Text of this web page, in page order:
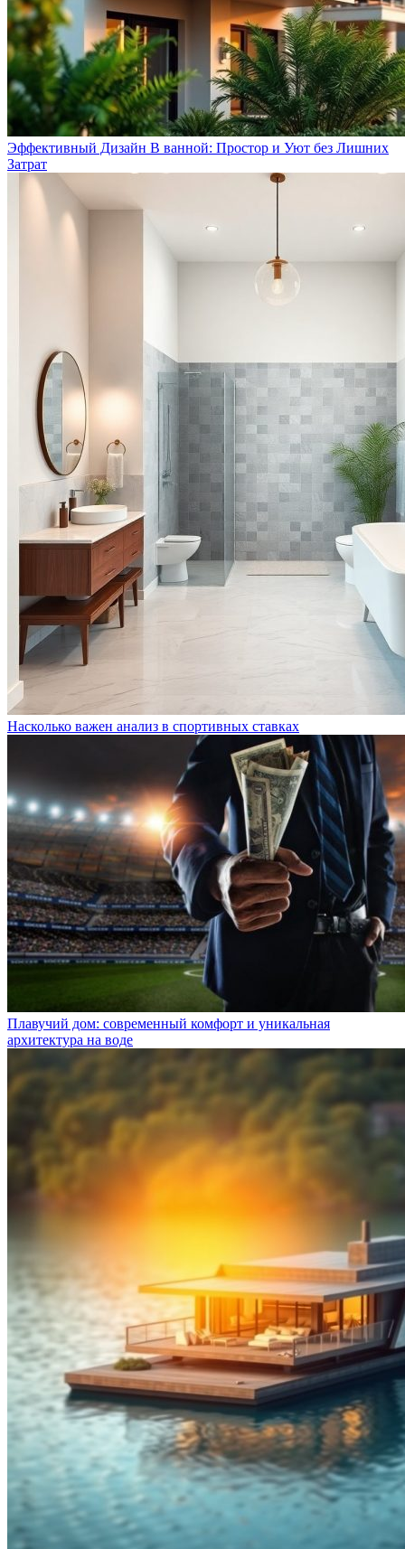
Эффективный Дизайн В ванной: Простор и Уют без Лишних
Затрат
Насколько важен анализ в спортивных ставках
Плавучий дом: современный комфорт и уникальная
архитектура на воде